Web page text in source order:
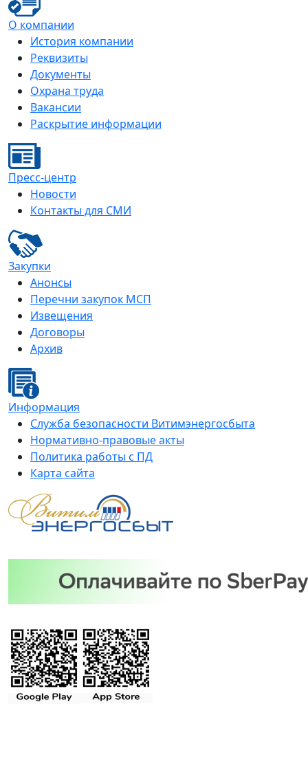
О компании
История компании
Реквизиты
Документы
Охрана труда
Вакансии
Раскрытие информации
Пресс-центр
Новости
Контакты для СМИ
Закупки
Анонсы
Перечни закупок МСП
Извещения
Договоры
Архив
Информация
Служба безопасности Витимэнергосбыта
Нормативно-правовые акты
Политика работы с ПД
Карта сайта